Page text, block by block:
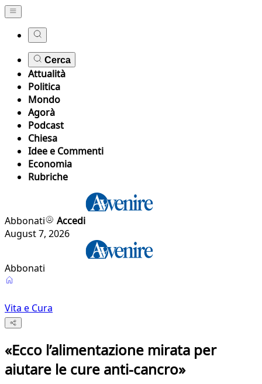
Cerca
Attualità
Politica
Mondo
Agorà
Podcast
Chiesa
Idee e Commenti
Economia
Rubriche
Abbonati
Accedi
August 7, 2026
Abbonati
Vita e Cura
«Ecco l’alimentazione mirata per
aiutare le cure anti-cancro»